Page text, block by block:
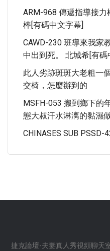
ARM-968 傳遞指導接
棒[有碼中文字幕]
CAWD-230 班導來我家
中出到死。 北城希[有碼
此人劣跡斑斑大老粗一
交椅，怎麼辦到的
MSFH-053 搬到鄉下的
態大叔汗水淋漓的黏濕
CHINASES SUB
捷克論壇-夫妻真人秀視頻聊天